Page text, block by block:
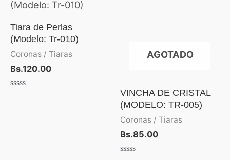
Tiara de Perlas
(Modelo: Tr-010)
Coronas / Tiaras
Bs.120.00
AGOTADO
VINCHA DE CRISTAL
(MODELO: TR-005)
Coronas / Tiaras
Bs.85.00